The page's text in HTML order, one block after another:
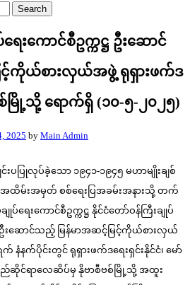
းကောင်စီဥက္ကဋ္ဌ ဦးဆောင်
င့်ကိုယ်စားလှယ်အဖွဲ့ ရုရှားဖက်ဒ
စ်မြို့သို့ ရောက်ရှိ (၁၀-၅-၂၀၂၅)
2025 by Main Admin
းပပြုလုပ်ခဲ့သော ၁၉၄၁-၁၉၄၅ မဟာမျိုးချစ်
ည့်အထိမ်းအမှတ် စစ်ရေးပြအခမ်းအနားသို့ တက်
ရေးကောင်စီဥက္ကဋ္ဌ နိုင်ငံတော်ဝန်ကြီးချုပ်
ဦးဆောင်သည့် မြန်မာအဆင့်မြင့်ကိုယ်စားလှယ်
နံနက်ပိုင်းတွင် ရုရှားဖက်ဒရေးရှင်းနိုင်ငံ၊ မော်
ဆိုင်ရာလေဆိပ်မှ နိုဗာစီဗစ်မြို့သို့ အထူး